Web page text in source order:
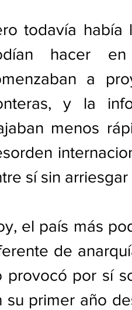
todavía había
hacer
a
y la
menos
sí sin
el país más
de
provocó por sí
su primer año